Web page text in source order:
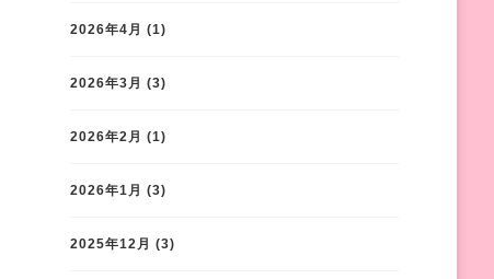
2026年4月 (1)
2026年3月 (3)
2026年2月 (1)
2026年1月 (3)
2025年12月 (3)